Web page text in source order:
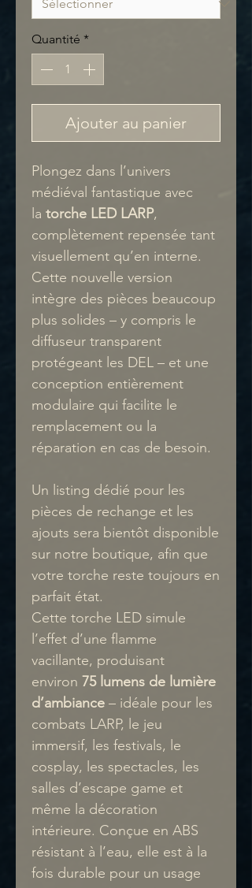
Quantité *
Ajouter au panier
Plongez dans l’univers
médiéval fantastique avec
la torche LED LARP,
complètement repensée tant
visuellement qu’en interne.
Cette nouvelle version
intègre des pièces beaucoup
plus solides – y compris le
diffuseur transparent
protégeant les DEL – et une
conception entièrement
modulaire qui facilite le
remplacement ou la
réparation en cas de besoin.
Un listing dédié pour les
pièces de rechange et les
ajouts sera bientôt disponible
sur notre boutique, afin que
votre torche reste toujours en
parfait état.
Cette torche LED simule
l’effet d’une flamme
vacillante, produisant
environ 75 lumens de lumière
d’ambiance – idéale pour les
combats LARP, le jeu
immersif, les festivals, le
cosplay, les spectacles, les
salles d’escape game et
même la décoration
intérieure. Conçue en ABS
résistant à l’eau, elle est à la
fois durable pour un usage